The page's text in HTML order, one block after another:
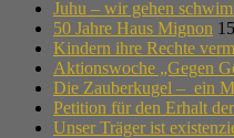
Juhu – wir gehen
50 Jahre Haus Mignon
Kindern ihre Rechte
Aktionswoche „Gegen
Die Zauberkugel – ein
Petition für den Erhalt
Unser Träger ist